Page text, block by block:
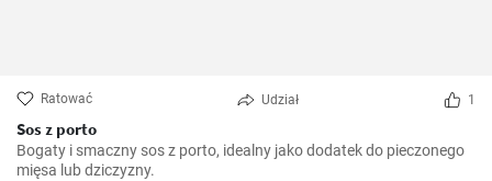
Ratować Udział 1
Sos z porto
Bogaty i smaczny sos z porto, idealny jako dodatek do pieczonego
mięsa lub dziczyzny.